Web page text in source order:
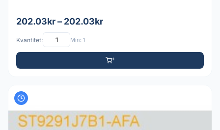
202.03kr – 202.03kr
Kvantitet: Min: 1